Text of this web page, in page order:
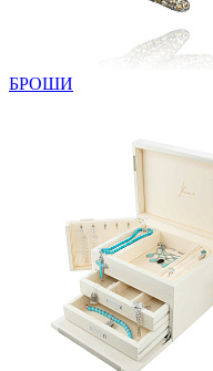
БРОШИ